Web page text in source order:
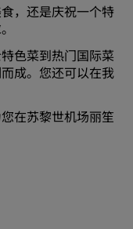
，还是庆祝一个特
色菜到热门国际菜
成。您还可以在我
在苏黎世机场丽笙